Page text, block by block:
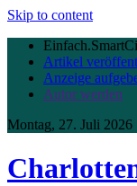
Skip to content
Artikel
Anzeige
Autor werden
Montag, 27. Juli 2026